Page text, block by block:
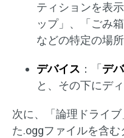
ティションを表
ップ」、「ごみ
などの特定の場
デバイス ：「 デ
と、その下にデ
次に、「論理ドライ
た.oggファイルを含